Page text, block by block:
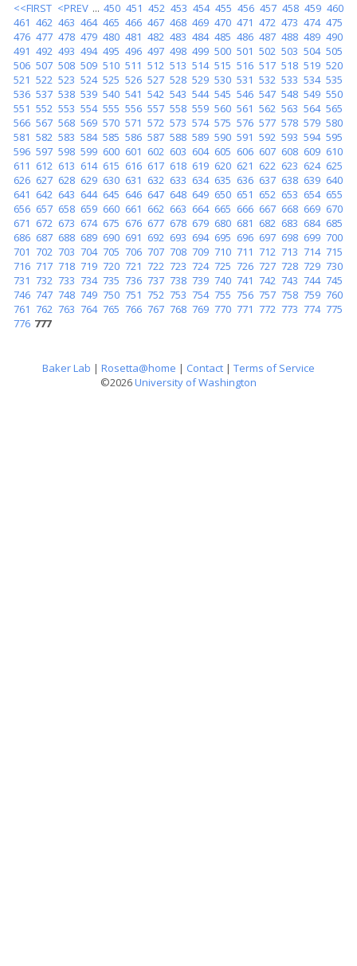
<<FIRST <PREV ... 450 451 452 453 454 455 456 457 458 459 460
461 462 463 464 465 466 467 468 469 470 471 472 473 474 475
476 477 478 479 480 481 482 483 484 485 486 487 488 489 490
491 492 493 494 495 496 497 498 499 500 501 502 503 504 505
506 507 508 509 510 511 512 513 514 515 516 517 518 519 520
521 522 523 524 525 526 527 528 529 530 531 532 533 534 535
536 537 538 539 540 541 542 543 544 545 546 547 548 549 550
551 552 553 554 555 556 557 558 559 560 561 562 563 564 565
566 567 568 569 570 571 572 573 574 575 576 577 578 579 580
581 582 583 584 585 586 587 588 589 590 591 592 593 594 595
596 597 598 599 600 601 602 603 604 605 606 607 608 609 610
611 612 613 614 615 616 617 618 619 620 621 622 623 624 625
626 627 628 629 630 631 632 633 634 635 636 637 638 639 640
641 642 643 644 645 646 647 648 649 650 651 652 653 654 655
656 657 658 659 660 661 662 663 664 665 666 667 668 669 670
671 672 673 674 675 676 677 678 679 680 681 682 683 684 685
686 687 688 689 690 691 692 693 694 695 696 697 698 699 700
701 702 703 704 705 706 707 708 709 710 711 712 713 714 715
716 717 718 719 720 721 722 723 724 725 726 727 728 729 730
731 732 733 734 735 736 737 738 739 740 741 742 743 744 745
746 747 748 749 750 751 752 753 754 755 756 757 758 759 760
761 762 763 764 765 766 767 768 769 770 771 772 773 774 775
776 777
Baker Lab | Rosetta@home | Contact | Terms of Service
©2026University of Washington